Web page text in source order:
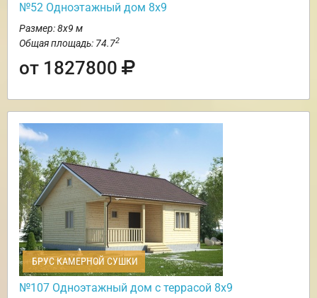
№52 Одноэтажный дом 8х9
Размер: 8х9 м
Общая площадь: 74.72
от 1827800
БРУС КАМЕРНОЙ СУШКИ
№107 Одноэтажный дом с террасой 8х9